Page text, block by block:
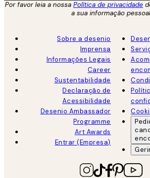
Por favor leia a nossa Política de privacidade
a sua informação pessoal
Sobre a desenio
Imprensa
Informações Legais
Career
Sustentabilidade
Declaração de
Acessibilidade
Desenio Ambassador
Programme
Art Awards
Entrar (Empresa)